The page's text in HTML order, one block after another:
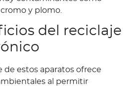
y plomo.
del reciclaje
de estos aparatos ofrece
al permitir